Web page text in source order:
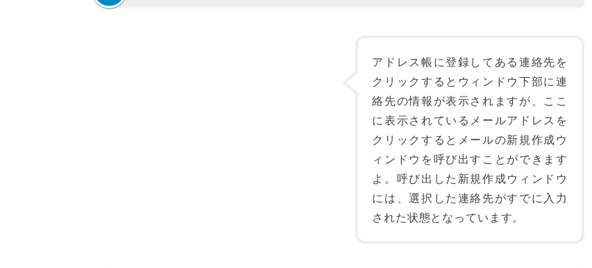
アドレス帳に登録してある連絡先を
クリックするとウィンドウ下部に連
絡先の情報が表示されますが、ここ
に表示されているメールアドレスを
クリックするとメールの新規作成ウ
ィンドウを呼び出すことができます
よ。呼び出した新規作成ウィンドウ
には、選択した連絡先がすでに入力
された状態となっています。